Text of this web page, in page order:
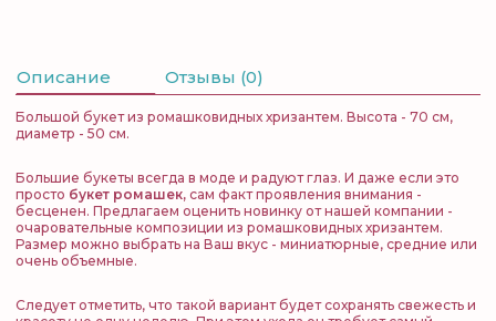
Описание Отзывы (0)
Большой букет из ромашковидных хризантем. Высота - 70 см,
диаметр - 50 см.
Большие букеты всегда в моде и радуют глаз. И даже если это
просто букет ромашек, сам факт проявления внимания -
бесценен. Предлагаем оценить новинку от нашей компании -
очаровательные композиции из ромашковидных хризантем.
Размер можно выбрать на Ваш вкус - миниатюрные, средние или
очень объемные.
Следует отметить, что такой вариант будет сохранять свежесть и